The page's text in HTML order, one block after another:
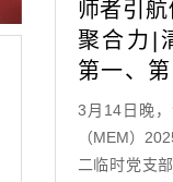
师者引
聚合力|
第一、
展联组
3月14日晚
（MEM）
二临时党支